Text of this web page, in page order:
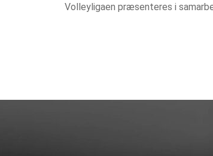
Volleyligaen præsenteres i